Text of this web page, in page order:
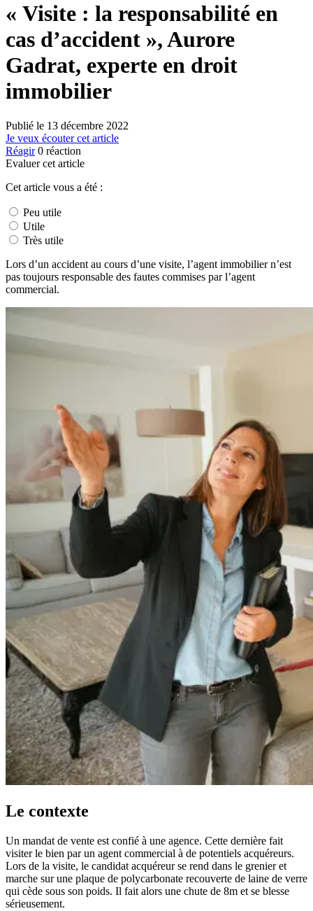
« Visite : la responsabilité en
cas d’accident », Aurore
Gadrat, experte en droit
immobilier
Publié le 13 décembre 2022
Je veux écouter cet article
Réagir 0 réaction
Evaluer cet article
Cet article vous a été :
Peu utile
Utile
Très utile
Lors d’un accident au cours d’une visite, l’agent immobilier n’est
pas toujours responsable des fautes commises par l’agent
commercial.
Le contexte
Un mandat de vente est confié à une agence. Cette dernière fait
visiter le bien par un agent commercial à de potentiels acquéreurs.
Lors de la visite, le candidat acquéreur se rend dans le grenier et
marche sur une plaque de polycarbonate recouverte de laine de verre
qui cède sous son poids. Il fait alors une chute de 8m et se blesse
sérieusement.